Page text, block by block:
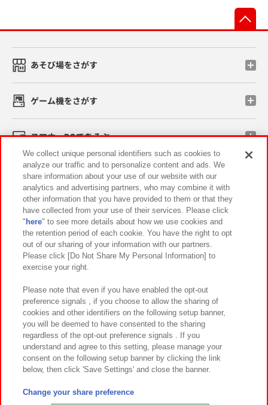
あそび場をさがす
ゲーム機をさがす
スマホ・PCであそぶ
イベント・キャンペーン
関連会社 サステナビリティ サイトポリシー
プライバシーポリシー ウェブアクセシビリティ方針と検証結果
お取引先さまとともに
カスタマーハラスメント対応方針 よくあるご質問・お問い合わせ
©Bandai Namco Amusement Inc.
©Bandai Namco Amusement Lab Inc.
We collect unique personal identifiers such as cookies to
analyze our traffic and to personalize content and ads. We
share information about your use of our website with our
analytics and advertising partners, who may combine it with
other information that you have provided to them or that they
have collected from your use of their services. Please click
" here" to see more details about how we use cookies and
the retention period of each cookie. You have the right to opt
out of our sharing of your information with our partners.
Please click [Do Not Share My Personal Information] to
exercise your right.
Please note that even if you have enabled the opt-out
preference signals , if you choose to allow the sharing of
cookies and other identifiers on the following setup banner,
you will be deemed to have consented to the sharing
regardless of the opt-out preference signals . If you
understand and agree to this setting, please manage your
consent on the following setup banner by clicking the link
below, then click 'Save Settings' and close the banner.
Change your share preference